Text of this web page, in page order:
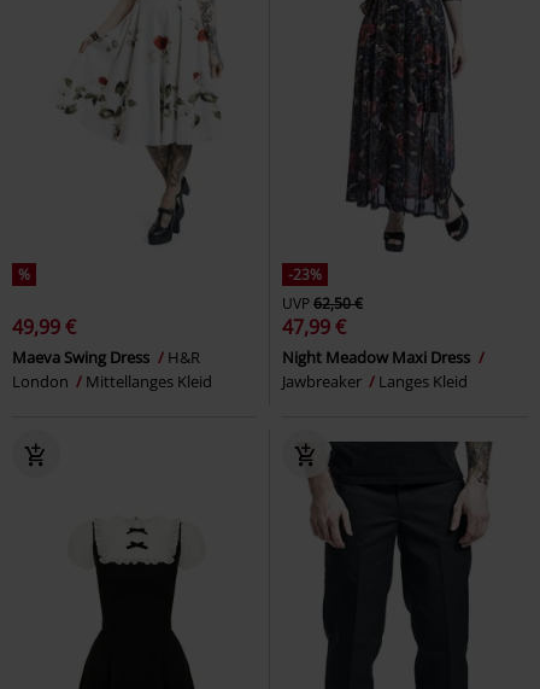
%
49,99 €
Maeva Swing Dress
H&R
London
Mittellanges Kleid
-23%
UVP62,50 €
47,99 €
Night Meadow Maxi Dress
Jawbreaker
Langes Kleid